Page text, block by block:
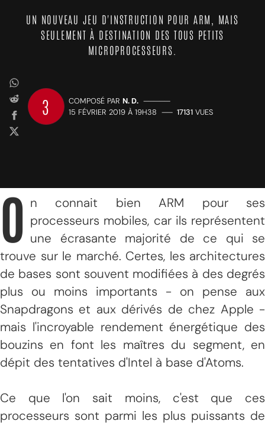
UN NOUVEAU JEU D'INSTRUCTION POUR ARM, MAIS
SEULEMENT À DESTINATION DES TOUS PETITS
MICROPROCESSEURS.
3 COMPOSÉ PAR N. D. —————
15 FÉVRIER 2019 À 19H38 —— 17131 VUES
O n connait bien ARM pour ses
processeurs mobiles, car ils représentent
une écrasante majorité de ce qui se
trouve sur le marché. Certes, les architectures
de bases sont souvent modifiées à des degrés
plus ou moins importants - on pense aux
Snapdragons et aux dérivés de chez Apple -
mais l'incroyable rendement énergétique des
bouzins en font les maîtres du segment, en
dépit des tentatives d'Intel à base d'Atoms.
Ce que l'on sait moins, c'est que ces
processeurs sont parmi les plus puissants de